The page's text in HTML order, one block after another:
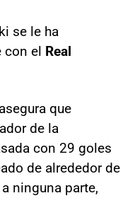
se le ha
con el Real
asegura que
de la
con 29 goles
de alrededor de
ninguna parte,